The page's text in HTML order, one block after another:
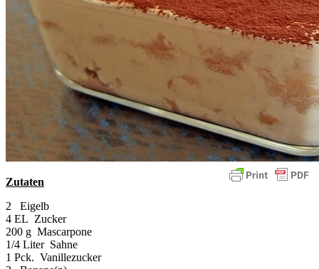
Zutaten
2 Eigelb
4 EL Zucker
200 g Mascarpone
1/4 Liter Sahne
1 Pck. Vanillezucker